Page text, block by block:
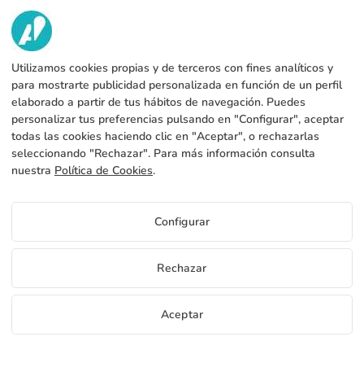
Fabrik info@adivin.com
Priser Flag til Fly Banner
Hvis du vil vide priser på Flag til Fly Banner få adgang til
Se pris for distributører
VI HAR?
Fabrik
Kontakt
Blog
TJENESTER
Betalingsformer
Produktion og forsendelse
FAQs
JURIDISKE DATA
Juridisk meddelelse
Generelle vilkår og betingelser
Cookies policy
Fortrolighedspolitik
DK
C/ Generación 46-48 P.I. La Huertecilla 29196 Málaga Spanien | S.A CIF
A93349777
Utilizamos cookies propias y de terceros con fines analíticos y
para mostrarte publicidad personalizada en función de un perfil
elaborado a partir de tus hábitos de navegación. Puedes
personalizar tus preferencias pulsando en "Configurar", aceptar
todas las cookies haciendo clic en "Aceptar", o rechazarlas
seleccionando "Rechazar". Para más información consulta
nuestra Política de Cookies.
Configurar
Rechazar
Aceptar